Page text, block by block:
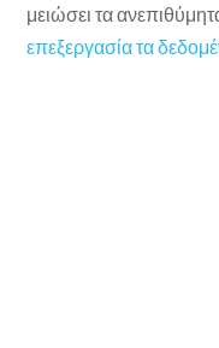
μειώσει τα
επεξεργασία τα